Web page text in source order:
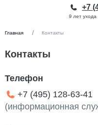
9 лет
+7
Главная Контакты
Контакты
Телефон
+7 (495) 128-63-41
(информационная